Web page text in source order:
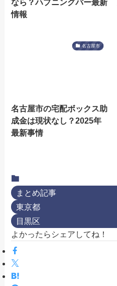
なら？ハプニングバー最新
情報
名古屋市
名古屋市の宅配ボックス助
成金は現状なし？2025年
最新事情
まとめ記事
東京都
目黒区
よかったらシェアしてね！